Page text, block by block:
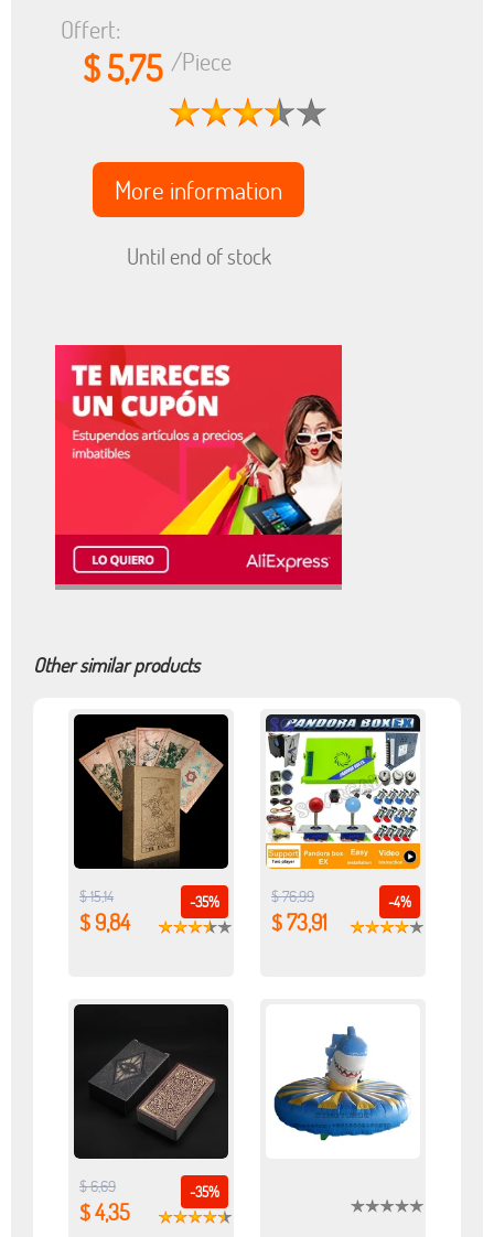
Offert:
$ 5,75/Piece
More information
Until end of stock
Other similar products
-35%
$ 15,14
$ 9,84
-4%
$ 76,99
$ 73,91
-35%
$ 6,69
$ 4,35